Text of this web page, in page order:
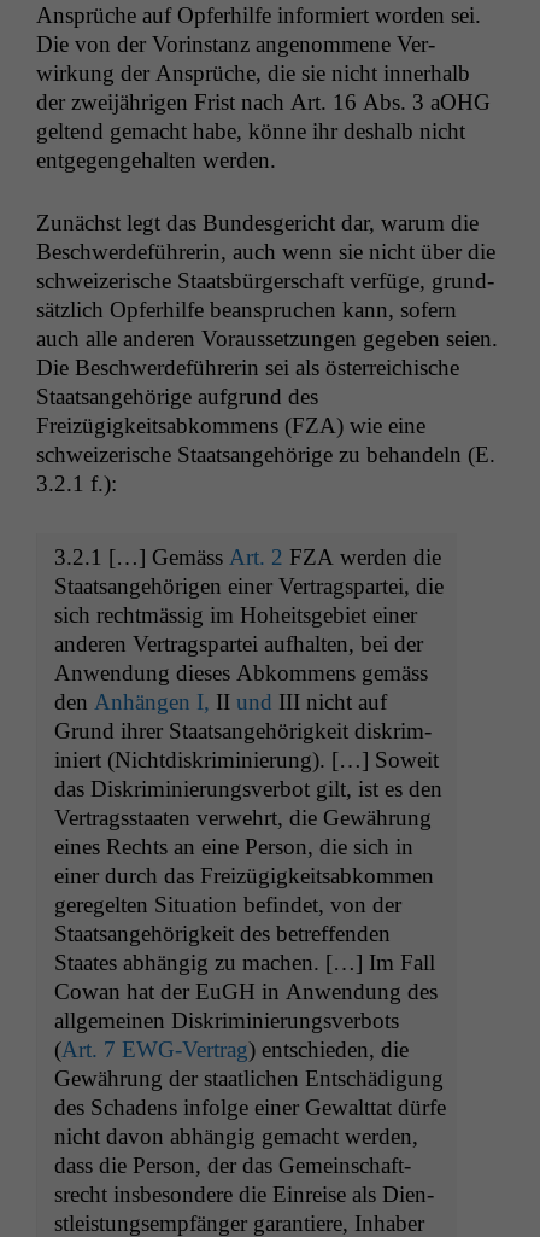
Ansprüche auf Opfer­hil­fe informiert wor­den sei.
Die von der Vorin­stanz angenommene Ver­
wirkung der Ansprüche, die sie nicht inner­halb
der zwei­jähri­gen Frist nach Art. 16 Abs. 3 aOHG
gel­tend gemacht habe, könne ihr deshalb nicht
ent­ge­genge­hal­ten werden.
Zunächst legt das Bun­des­gericht dar, warum die
Beschw­erde­führerin, auch wenn sie nicht über die
schweiz­erische Staats­bürg­er­schaft ver­füge, grund­
sät­zlich Opfer­hil­fe beanspruchen kann, sofern
auch alle anderen Voraus­set­zun­gen gegeben seien.
Die Beschw­erde­führerin sei als öster­re­ichis­che
Staat­sange­hörige auf­grund des
Freizügigkeitsabkom­mens (FZA) wie eine
schweiz­erische Staat­sange­hörige zu behan­deln (E.
3.2.1 f.):
3.2.1 […] Gemäss Art. 2 FZA wer­den die
Staat­sange­höri­gen ein­er Ver­tragspartei, die
sich recht­mäs­sig im Hoheits­ge­bi­et ein­er
anderen Ver­tragspartei aufhal­ten, bei der
Anwen­dung dieses Abkom­mens gemäss
den Anhän­gen I, II und III nicht auf
Grund ihrer Staat­sange­hörigkeit diskri­m­
iniert (Nicht­diskri­m­inierung). […] Soweit
das Diskri­m­inierungsver­bot gilt, ist es den
Ver­tragsstaat­en ver­wehrt, die Gewährung
eines Rechts an eine Per­son, die sich in
ein­er durch das Freizügigkeitsabkom­men
geregel­ten Sit­u­a­tion befind­et, von der
Staat­sange­hörigkeit des betr­e­f­fend­en
Staates abhängig zu machen. […] Im Fall
Cow­an hat der EuGH in Anwen­dung des
all­ge­meinen Diskri­m­inierungsver­bots
(Art. 7 EWG-Ver­trag) entsch­ieden, die
Gewährung der staatlichen Entschädi­gung
des Schadens infolge ein­er Gewalt­tat dürfe
nicht davon abhängig gemacht wer­den,
dass die Per­son, der das Gemein­schaft­
srecht ins­beson­dere die Ein­reise als Dien­
stleis­tungsempfänger garantiere, Inhab­er